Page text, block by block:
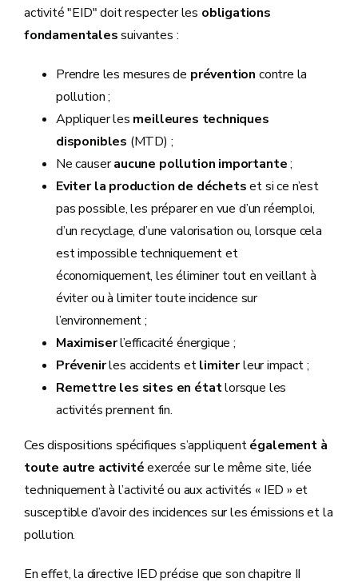
activité "EID" doit respecter les obligations
fondamentalessuivantes :
Prendre les mesures de prévention contre la
pollution ;
Appliquer les meilleures techniques
disponibles (MTD) ;
Ne causeraucune pollution importante;
Eviter la production de déchetset si ce n’est
pas possible, les préparer en vue d’un réemploi,
d’un recyclage, d’une valorisation ou, lorsque cela
est impossible techniquement et
économiquement, les éliminer tout en veillant à
éviter ou à limiter toute incidence sur
l’environnement ;
Maximiserl’efficacité énergique ;
Prévenirles accidents etlimiterleur impact ;
Remettre les sites en étatlorsque les
activités prennent fin.
Ces dispositions spécifiques s’appliquentégalement à
toute autre activitéexercée sur le même site, liée
techniquement à l’activité ou aux activités « IED » et
susceptible d’avoir des incidences sur les émissions et la
pollution.
En effet, la directive IED précise que son chapitre II